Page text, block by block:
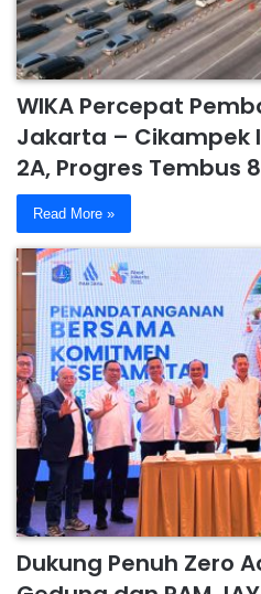
WIKA Percepat
Jakarta – Cikampek
2A, Progres Tembus
Read More »
Dukung Penuh Zero